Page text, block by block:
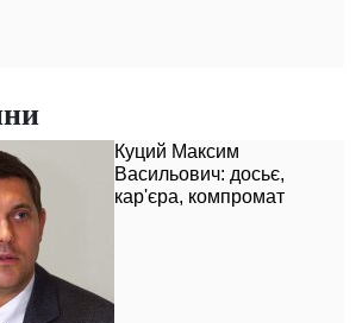
Куций Максим
Васильович: досьє,
кар'єра, компромат